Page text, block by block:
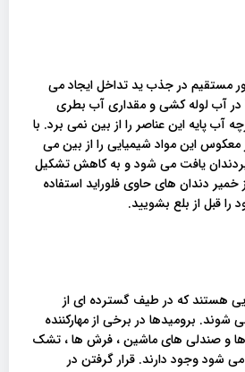
مستقیم در جذب ید تداخل ایجاد می
در آب لوله کشی و مقداری آب بطری
آب پایه این عناصر را از بین نمی برد. با
این مواد شیمیایی را از بین می
یافت می شود و به کاهش تشکیل
دندان های حاوی فلوراید استفاده
قبل از بلع بشویید.
هستند که در طیف گسترده ای از
برومیدها در برخی از مهارکننده
ها و صندلی های ماشین ، فرش ها ، تشک
شود وجود دارند. قرار گرفتن در